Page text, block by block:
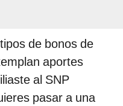
de bonos de
aportes
al SNP
pasar a una